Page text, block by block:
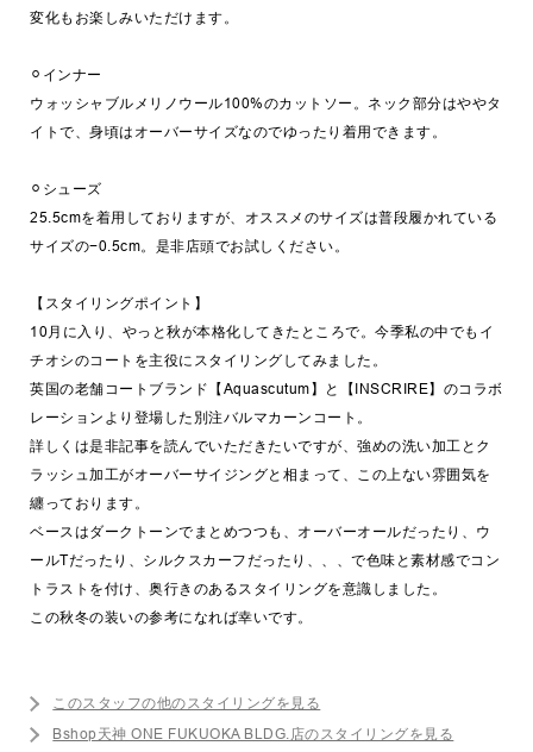
変化もお楽しみいただけます。
⚪︎インナー
ウォッシャブルメリノウール100%のカットソー。ネック部分はややタ
イトで、身頃はオーバーサイズなのでゆったり着用できます。
⚪︎シューズ
25.5cmを着用しておりますが、オススメのサイズは普段履かれている
サイズの−0.5cm。是非店頭でお試しください。
【スタイリングポイント】
10月に入り、やっと秋が本格化してきたところで。今季私の中でもイ
チオシのコートを主役にスタイリングしてみました。
英国の老舗コートブランド【Aquascutum】と【INSCRIRE】のコラボ
レーションより登場した別注バルマカーンコート。
詳しくは是非記事を読んでいただきたいですが、強めの洗い加工とク
ラッシュ加工がオーバーサイジングと相まって、この上ない雰囲気を
纏っております。
ベースはダークトーンでまとめつつも、オーバーオールだったり、ウ
ールTだったり、シルクスカーフだったり、、、で色味と素材感でコン
トラストを付け、奥行きのあるスタイリングを意識しました。
この秋冬の装いの参考になれば幸いです。
このスタッフの他のスタイリングを見る
Bshop天神 ONE FUKUOKA BLDG.店のスタイリングを見る